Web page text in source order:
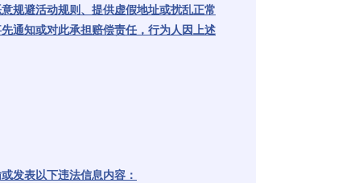
规避活动规则、提供虚假地址或扰乱正常
通知或对此承担赔偿责任，行为人因上述
发表以下违法信息内容：